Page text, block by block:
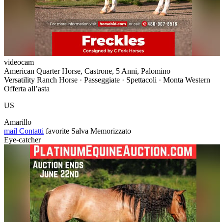
videocam
American Quarter Horse, Castrone, 5 Anni, Palomino
Versatility Ranch Horse · Passeggiate · Spettacoli · Monta Western
Offerta all’asta
US
Amarillo
mail Contatti favorite Salva Memorizzato
Eye-catcher